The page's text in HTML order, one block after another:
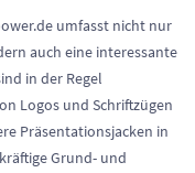
umfasst nicht nur
auch eine interessante
in der Regel
Logos und Schriftzügen
Präsentationsjacken in
Grund- und